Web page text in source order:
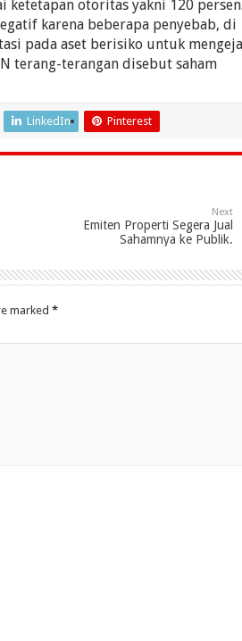
ketetapan otoritas yakni 120 persen.
karena beberapa penyebab, di
pada aset berisiko untuk
terang-terangan disebut saham
LinkedIn Pinterest
Next
Emiten Properti Segera Jual
Sahamnya ke Publik.
marked *